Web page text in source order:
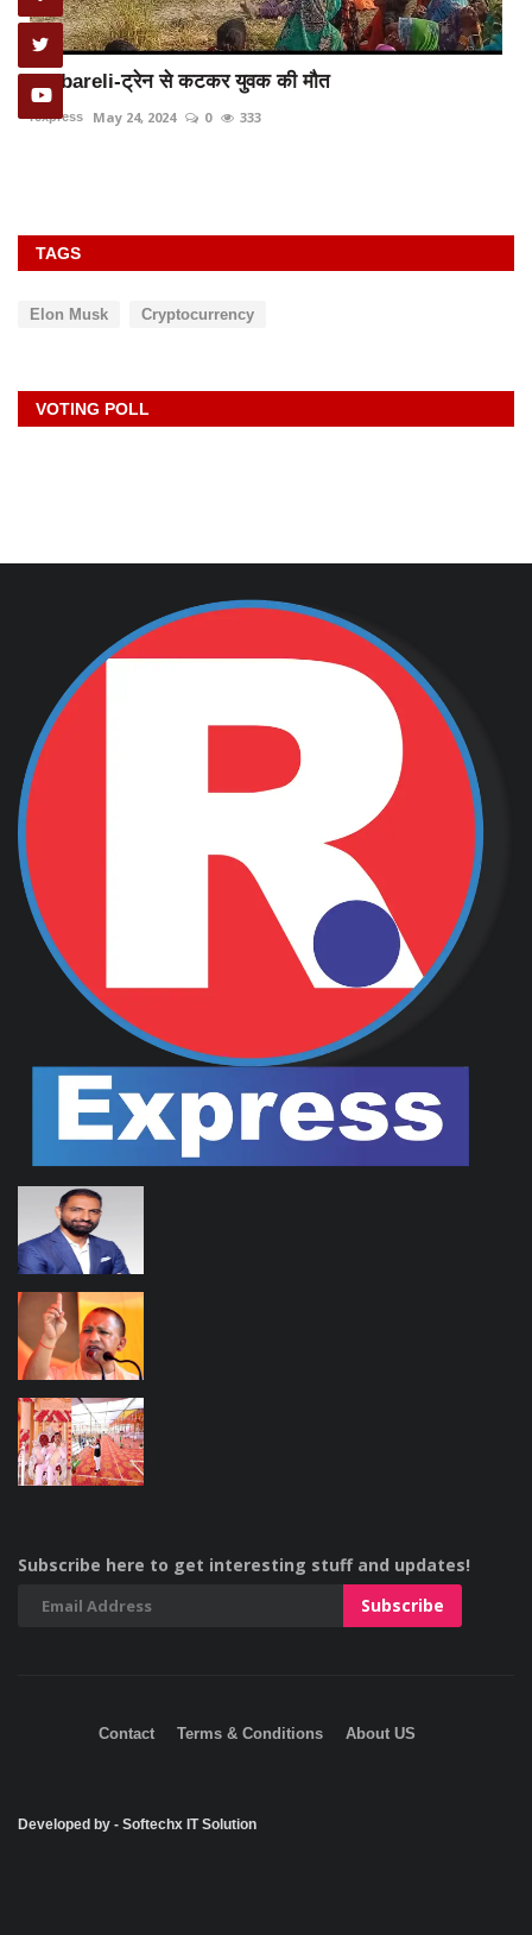
Raibareli-ट्रेन से कटकर युवक की मौत
rexpress May 24, 2024 0 333
TAGS
Elon Musk Cryptocurrency
VOTING POLL
Subscribe here to get interesting stuff and updates!
Contact Terms & Conditions About US
Developed by - Softechx IT Solution